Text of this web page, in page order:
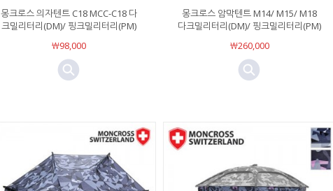
몽크로스 의자텐트 C18 MCC-C18 다
크밀리터리(DM)/ 핑크밀리터리(PM)
￦98,000
몽크로스 암막텐트 M14/ M15/ M18
다크밀리터리(DM)/ 핑크밀리터리(PM)
￦260,000